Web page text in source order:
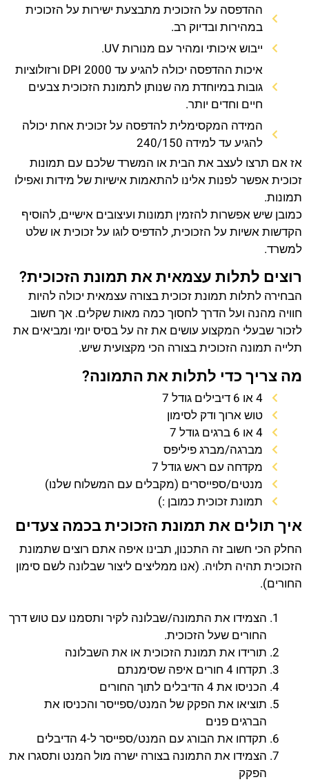
ההדפסה על הזכוכית מתבצעת ישירות על הזכוכית
במהירות ובדיוק רב.
ייבוש איכותי ומהיר עם מנורות UV.
איכות ההדפסה יכולה להגיע עד 2000 DPI ורזולוציות
גובות במיוחדת מה שנותן לתמונת הזכוכית צבעים
חיים וחדים יותר.
המידה המקסימלית להדפסה על זכוכית אחת יכולה
להגיע עד למידה 240/150
אז אם תרצו לעצב את הבית או המשרד שלכם עם תמונות
זכוכית אפשר לפנות אלינו להתאמות אישיות של מידות ואפילו
תמונות.
כמובן שיש אפשרות להזמין תמונות ועיצובים אישיים, להוסיף
הקדשות אשיות על הזכוכית, להדפיס לוגו על זכוכית או שלט
למשרד.
רוצים לתלות עצמאית את תמונת הזכוכית?
הבחירה לתלות תמונת זכוכית בצורה עצמאית יכולה להיות
חוויה מהנה ועל הדרך לחסוך כמה מאות שקלים. אך חשוב
לזכור שבעלי המקצוע עושים את זה על בסיס יומי ומביאים את
תלייה תמונה הזכוכית בצורה הכי מקצועית שיש.
מה צריך כדי לתלות את התמונה?
4 או 6 דיבילים גודל 7
טוש ארוך ודק לסימון
4 או 6 ברגים גודל 7
מברגה/מברג פיליפס
מקדחה עם ראש גודל 7
מנטים/ספייסרים (מקבלים עם המשלוח שלנו)
תמונת זכוכית כמובן :)
איך תולים את תמונת הזכוכית בכמה צעדים
החלק הכי חשוב זה התכנון, תבינו איפה אתם רוצים שתמונת
הזכוכית תהיה תלויה. (אנו ממליצים ליצור שבלונה לשם סימון
החורים).
הצמידו את התמונה/שבלונה לקיר ותסמנו עם טוש דרך
החורים שעל הזכוכית.
תורידו את תמונת הזכוכית או את השבלונה
תקדחו 4 חורים איפה שסימנתם
הכניסו את 4 הדיבלים לתוך החורים
תוציאו את הפקק של המנט/ספייסר והכניסו את
הברגים פנים
תקדחו את הבורג עם המנט/ספייסר ל-4 הדיבלים
הצמידו את התמונה בצורה ישרה מול המנט ותסגרו את
הפקק